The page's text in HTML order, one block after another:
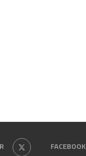
FACEBOOK